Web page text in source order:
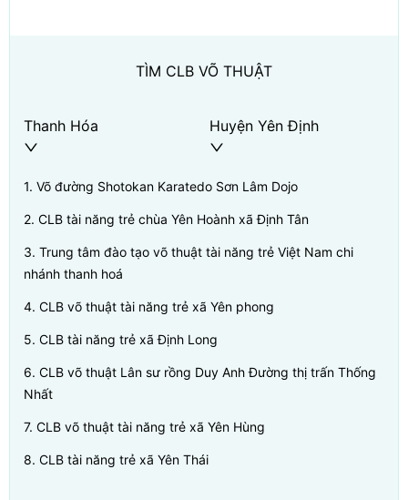
TÌM CLB VÕ THUẬT
Thanh Hóa Huyện Yên Định
1. Võ đường Shotokan Karatedo Sơn Lâm Dojo
2. CLB tài năng trẻ chùa Yên Hoành xã Định Tân
3. Trung tâm đào tạo võ thuật tài năng trẻ Việt Nam chi
nhánh thanh hoá
4. CLB võ thuật tài năng trẻ xã Yên phong
5. CLB tài năng trẻ xã Định Long
6. CLB võ thuật Lân sư rồng Duy Anh Đường thị trấn Thống
Nhất
7. CLB võ thuật tài năng trẻ xã Yên Hùng
8. CLB tài năng trẻ xã Yên Thái